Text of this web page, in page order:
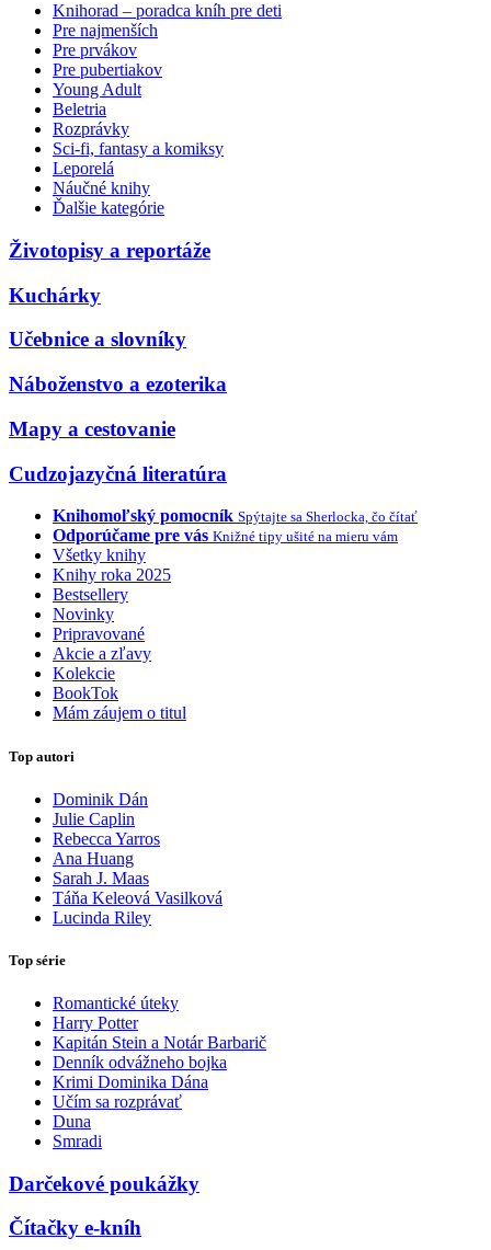
Knihorad – poradca kníh pre deti
Pre najmenších
Pre prvákov
Pre pubertiakov
Young Adult
Beletria
Rozprávky
Sci-fi, fantasy a komiksy
Leporelá
Náučné knihy
Ďalšie kategórie
Životopisy a reportáže
Kuchárky
Učebnice a slovníky
Náboženstvo a ezoterika
Mapy a cestovanie
Cudzojazyčná literatúra
Knihomoľský pomocník Spýtajte sa Sherlocka, čo čítať
Odporúčame pre vás Knižné tipy ušité na mieru vám
Všetky knihy
Knihy roka 2025
Bestsellery
Novinky
Pripravované
Akcie a zľavy
Kolekcie
BookTok
Mám záujem o titul
Top autori
Dominik Dán
Julie Caplin
Rebecca Yarros
Ana Huang
Sarah J. Maas
Táňa Keleová Vasilková
Lucinda Riley
Top série
Romantické úteky
Harry Potter
Kapitán Stein a Notár Barbarič
Denník odvážneho bojka
Krimi Dominika Dána
Učím sa rozprávať
Duna
Smradi
Darčekové poukážky
Čítačky e-kníh